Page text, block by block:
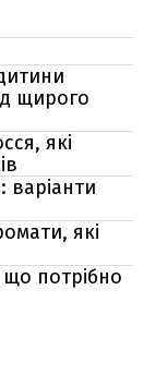
щирого
які
варіанти
які
потрібно